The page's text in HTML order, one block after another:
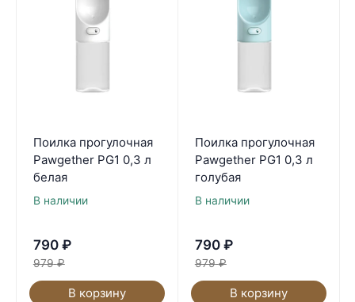
Поилка прогулочная
Pawgether PG1 0,3 л
белая
В наличии
790 ₽
979 ₽
В корзину
Поилка прогулочная
Pawgether PG1 0,3 л
голубая
В наличии
790 ₽
979 ₽
В корзину